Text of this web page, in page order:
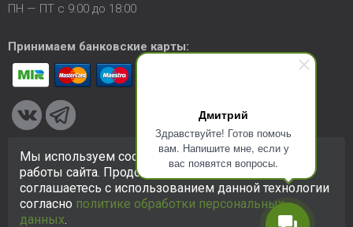
Дмитрий
Здравствуйте! Готов помочь
вам. Напишите мне, если у
вас появятся вопросы.
ПН — ПТ с 9:00 до 18:00
Принимаем банковские карты:
© 2005-2026 ООО «КСК». Сайт https://ksk24.ruсоздан
исключительно в информационных целях и любая информация
на сайте не является публичной офертой.Политика в
отношении персональных данных
Мы используем cookie-файлы для улучшения
работы сайта. Продолжая использовать сайт, вы
соглашаетесь с использованием данной технологии
согласно политике обработки персональных
данных.